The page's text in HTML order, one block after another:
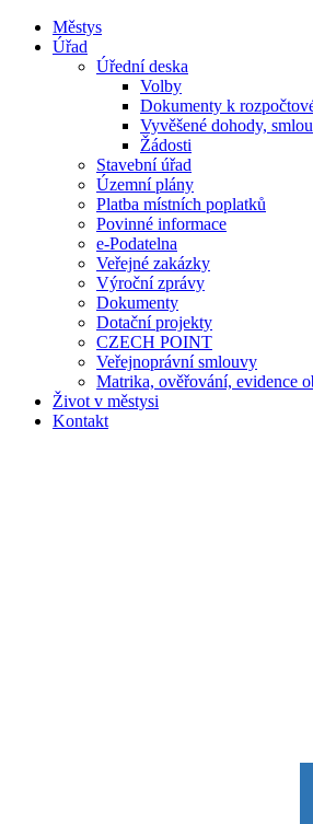
Městys
Úřad
Úřední deska
Volby
Dokumenty k
Vyvěšené dohody,
Žádosti
Stavební úřad
Územní plány
Platba místních poplatků
Povinné informace
e-Podatelna
Veřejné zakázky
Výroční zprávy
Dokumenty
Dotační projekty
CZECH POINT
Veřejnoprávní smlouvy
Matrika, ověřování, evidence
Život v městysi
Kontakt